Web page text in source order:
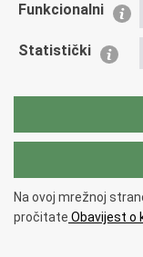
Policijska akademija
Zaklada policijske
Vučetić"
Copyright © 2026
pristupačnosti.
Funkcionalni
Statistički
Na ovoj mrežnoj
pročitate Obavijest o